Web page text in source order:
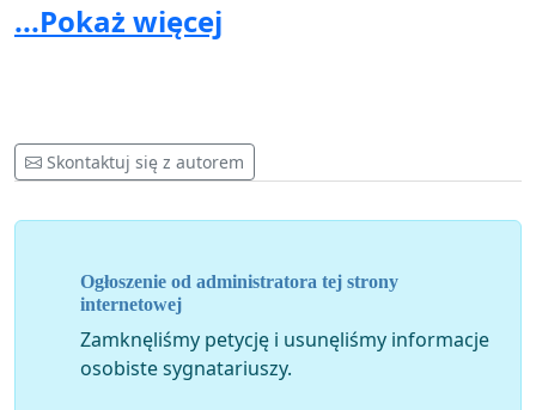
pomiędzy Łodzią a Warszawą,
a szczególne zwrócenie uwagi na Żyrardów z którego rano swoją
...Pokaż więcej
Skontaktuj się z autorem
Ogłoszenie od administratora tej strony
internetowej
Zamknęliśmy petycję i usunęliśmy informacje
osobiste sygnatariuszy.